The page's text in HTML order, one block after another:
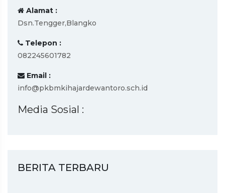
Alamat :
Dsn.Tengger,Blangko
Telepon :
082245601782
Email :
info@pkbmkihajardewantoro.sch.id
Media Sosial :
BERITA TERBARU